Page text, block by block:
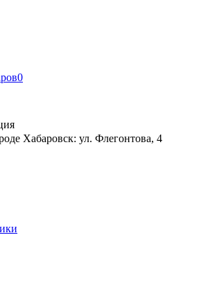
0
Хабаровск: ул. Флегонтова, 4